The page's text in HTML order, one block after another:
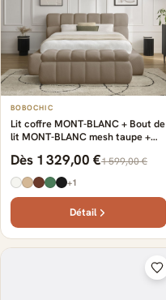
BOBOCHIC
Lit coffre MONT-BLANC + Bout de
lit MONT-BLANC mesh taupe +
Dès 1 329,00 €1 599,00 €
+1
Détail